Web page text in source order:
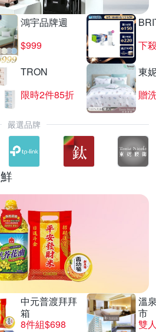
鴻宇品牌週
$999
下
TRON
限時2件85折
東
贈
嚴選品牌
中元普渡拜拜
箱
8件組$698
溫
市